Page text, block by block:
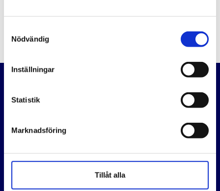
Nödvändig
Inställningar
Statistik
Marknadsföring
Tillåt alla
Vi är ett fackförbund som organiserar Sveriges poliser.
Poliser ska ha rätt villkor och rätt förutsättningar att göra ett